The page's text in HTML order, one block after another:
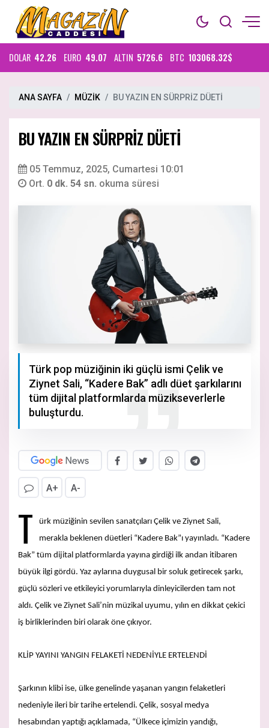
DOLAR 42.26 EURO 49.07 ALTIN 5726.6 BTC 103068.32$
ANA SAYFA MÜZİK BU YAZIN EN SÜRPRİZ DÜETİ
BU YAZIN EN SÜRPRİZ DÜETİ
05 Temmuz, 2025, Cumartesi 10:01
Ort. 0 dk. 54 sn. okuma süresi
Türk pop müziğinin iki güçlü ismi Çelik ve
Ziynet Sali, “Kadere Bak” adlı düet şarkılarını
tüm dijital platformlarda müzikseverlerle
buluşturdu.
A+ A-
T
ürk müziğinin sevilen sanatçıları Çelik ve Ziynet Sali,
merakla beklenen düetleri “Kadere Bak”ı yayınladı. “Kadere
Bak” tüm dijital platformlarda yayına girdiği ilk andan itibaren
büyük ilgi gördü. Yaz aylarına duygusal bir soluk getirecek şarkı,
güçlü sözleri ve etkileyici yorumlarıyla dinleyicilerden tam not
aldı. Çelik ve Ziynet Sali’nin müzikal uyumu, yılın en dikkat çekici
iş birliklerinden biri olarak öne çıkıyor.
KLİP YAYINI YANGIN FELAKETİ NEDENİYLE ERTELENDİ
Şarkının klibi ise, ülke genelinde yaşanan yangın felaketleri
nedeniyle ileri bir tarihe ertelendi. Çelik, sosyal medya
hesabından yaptığı açıklamada, “Ülkece içimizin yandığı,